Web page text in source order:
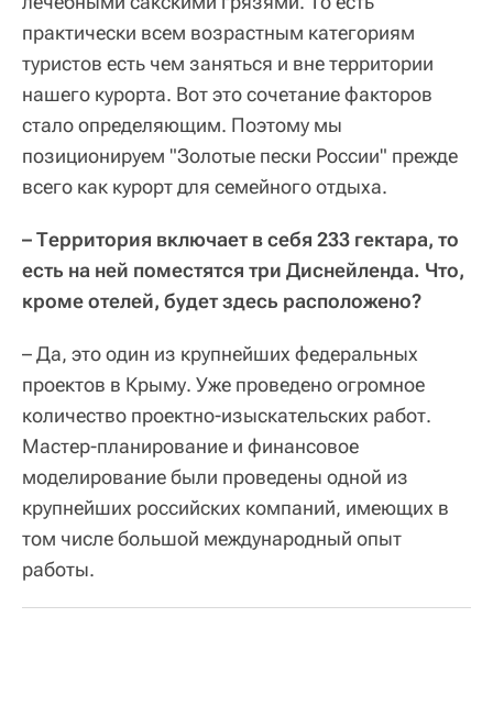
практически всем возрастным категориям
туристов есть чем заняться и вне территории
нашего курорта. Вот это сочетание факторов
стало определяющим. Поэтому мы
позиционируем "Золотые пески России" прежде
всего как курорт для семейного отдыха.
– Территория включает в себя 233 гектара, то
есть на ней поместятся три Диснейленда. Что,
кроме отелей, будет здесь расположено?
– Да, это один из крупнейших федеральных
проектов в Крыму. Уже проведено огромное
количество проектно-изыскательских работ.
Мастер-планирование и финансовое
моделирование были проведены одной из
крупнейших российских компаний, имеющих в
том числе большой международный опыт
работы.